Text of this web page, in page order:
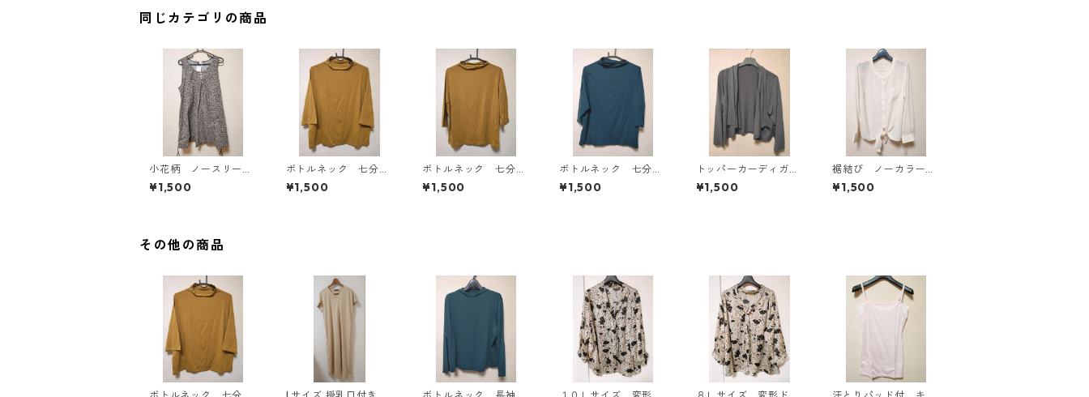
同じカテゴリの商品
小花柄 ノースリーブ
ワンピース ４Ｌ ブ
ラック KAE-4819
¥1,500
ボトルネック 七分袖
カットソー ４Ｌ マ
スタード KAE-4818
¥1,500
ボトルネック 七分袖
カットソー ４Ｌ マ
スタード KAE-4816
¥1,500
ボトルネック 七分袖
カットソー ４Ｌ テ
ィールグリーン KAE
¥1,500
トッパーカーディガ
ン ４Ｌ グレー K
AE-4814
¥1,500
裾結び ノーカラーブ
ラウス ３Ｌ アイボ
リー KAE-4813
¥1,500
その他の商品